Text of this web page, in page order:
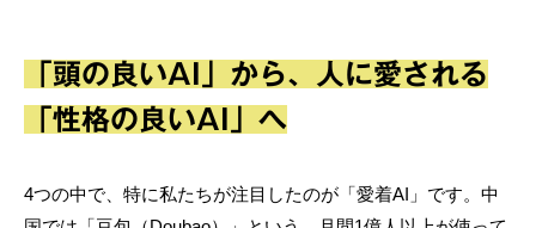
「頭の良いAI」から、人に愛される
「性格の良いAI」へ
4つの中で、特に私たちが注目したのが「愛着AI」です。中